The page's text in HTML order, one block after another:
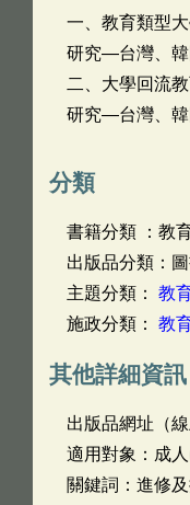
一、教育類型
研究—台灣、韓
二、大學回流
研究—台灣、韓
分類
書籍分類 ：教
出版品分類：
主題分類： 教
施政分類： 教
其他詳細資訊
出版品網址（
適用對象：成
關鍵詞：進修